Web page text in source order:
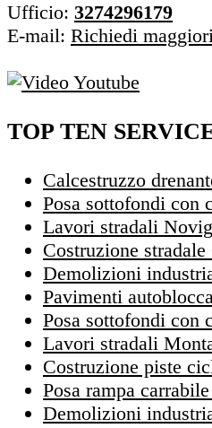
Ufficio: 3274296179
E-mail: Richiedi
TOP TEN
Calcestruzzo
Posa sottofondi con
Lavori stradali
Costruzione
Demolizioni
Pavimenti
Posa sottofondi con
Lavori stradali
Costruzione piste
Posa rampa
Demolizioni